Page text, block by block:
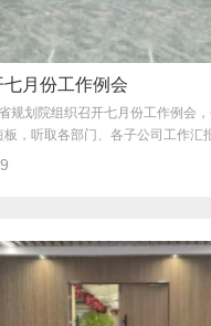
月份工作例会
想、凝聚共识，明确全年攻坚方向。